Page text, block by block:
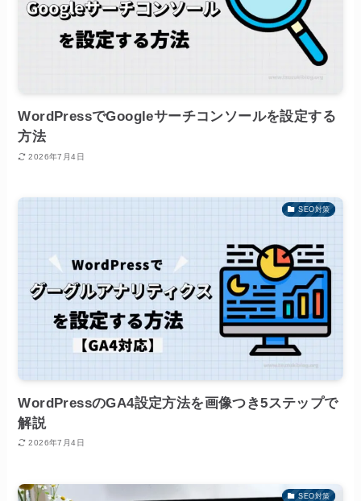
WordPressでGoogleサーチコンソールを設定する
方法
2026年7月4日
SEO対策
WordPressのGA4設定方法を画像つき5ステップで
解説
2026年7月4日
SEO対策